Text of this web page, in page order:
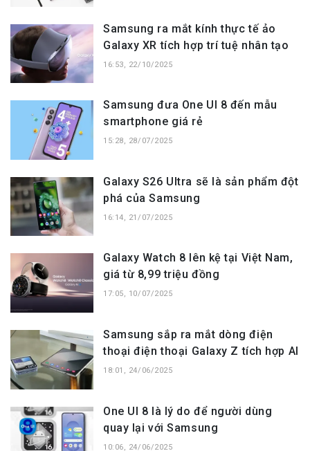
Samsung ra mắt kính thực tế ảo
Galaxy XR tích hợp trí tuệ nhân tạo
16:53, 22/10/2025
Samsung đưa One UI 8 đến mẫu
smartphone giá rẻ
15:28, 28/07/2025
Galaxy S26 Ultra sẽ là sản phẩm đột
phá của Samsung
16:14, 21/07/2025
Galaxy Watch 8 lên kệ tại Việt Nam,
giá từ 8,99 triệu đồng
17:05, 10/07/2025
Samsung sắp ra mắt dòng điện
thoại điện thoại Galaxy Z tích hợp AI
18:01, 24/06/2025
One UI 8 là lý do để người dùng
quay lại với Samsung
10:06, 24/06/2025